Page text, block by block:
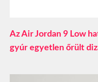
Az Air Jordan 9 Low
gyúr egyetlen őrült